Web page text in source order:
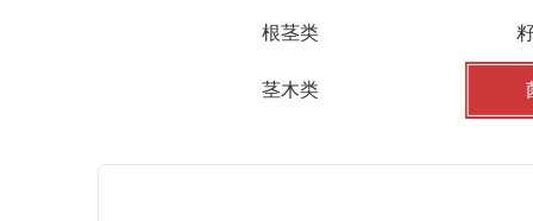
根茎类
茎木类